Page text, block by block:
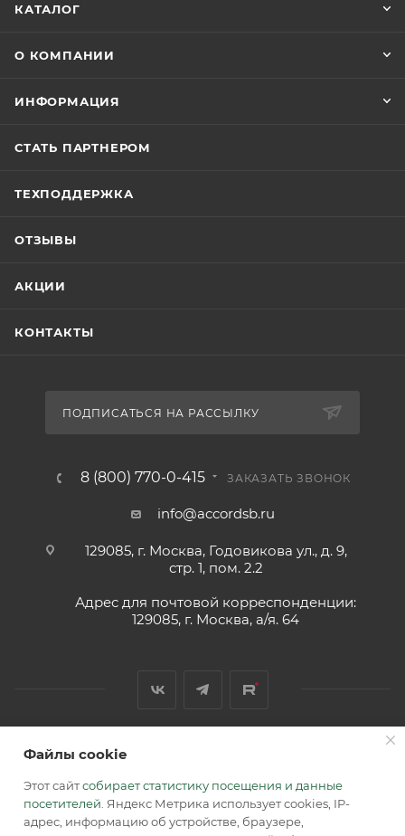
КАТАЛОГ
О КОМПАНИИ
ИНФОРМАЦИЯ
СТАТЬ ПАРТНЕРОМ
ТЕХПОДДЕРЖКА
ОТЗЫВЫ
АКЦИИ
КОНТАКТЫ
ПОДПИСАТЬСЯ НА РАССЫЛКУ
8 (800) 770-0-415 ЗАКАЗАТЬ ЗВОНОК
info@accordsb.ru
129085, г. Москва, Годовикова ул., д. 9,
стр. 1, пом. 2.2
Адрес для почтовой корреспонденции:
129085, г. Москва, а/я. 64
2026 © Обращаем Ваше внимание на то, что вся
информация, размещенная на сайте, носит
информационный характер и не является публичной
офертой, определяемой положениями Статьи 437 (2) ГК РФ.
Файлы cookie
Этот сайтсобирает статистику посещения и данные
посетителей . Яндекс Метрика использует cookies, IP-
адрес, информацию об устройстве, браузере,